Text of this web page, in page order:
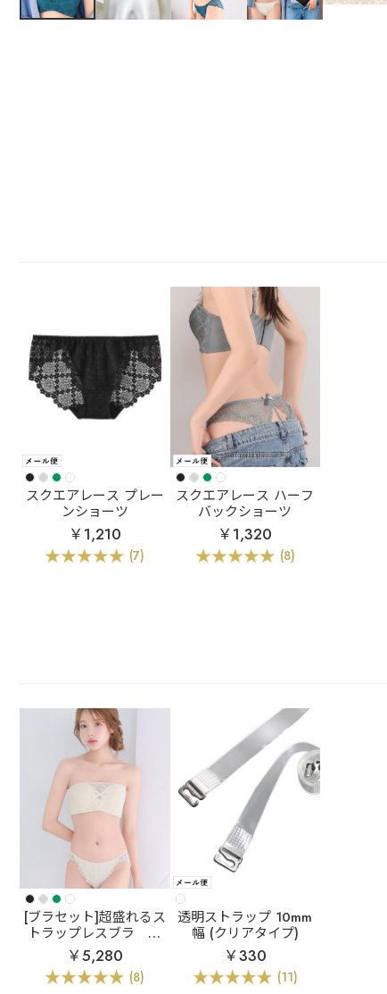
スクエアレース プレー
ンショーツ
￥1,210
(7)
スクエアレース ハーフ
バックショーツ
￥1,320
(8)
[ブラセット]超盛れるス
トラップレスブラ
ス
トラップレス スクエア
レース ハーフカップ 超
盛ブラ(R) ブラジャー&
￥5,280
(8)
透明ストラップ 10mm
幅 (クリアタイプ)
￥330
(11)